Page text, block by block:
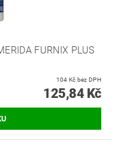
FURNIX PLUS
104 Kč bez DPH
125,84 Kč